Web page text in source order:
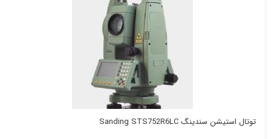
توتال استیشن سندینگ Sanding STS752R6LC